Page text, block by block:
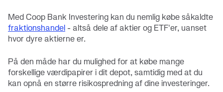
Med Coop Bank Investering kan du nemlig købe såkaldte
fraktionshandel - altså dele af aktier og ETF'er, uanset
hvor dyre aktierne er.
På den måde har du mulighed for at købe mange
forskellige værdipapirer i dit depot, samtidig med at du
kan opnå en større risikospredning af dine investeringer.